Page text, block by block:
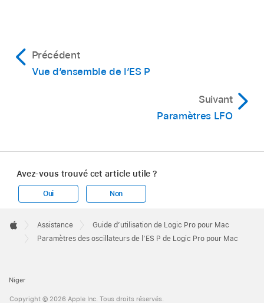
Précédent
Vue d’ensemble de l’ES P
Suivant
Paramètres LFO
Avez-vous trouvé cet article utile ?
Oui Non
Footer

Apple
Assistance
Guide d’utilisation de Logic Pro pour Mac
Paramètres des oscillateurs de l’ES P de Logic Pro pour Mac
Niger
Copyright © 2026 Apple Inc. Tous droits réservés.